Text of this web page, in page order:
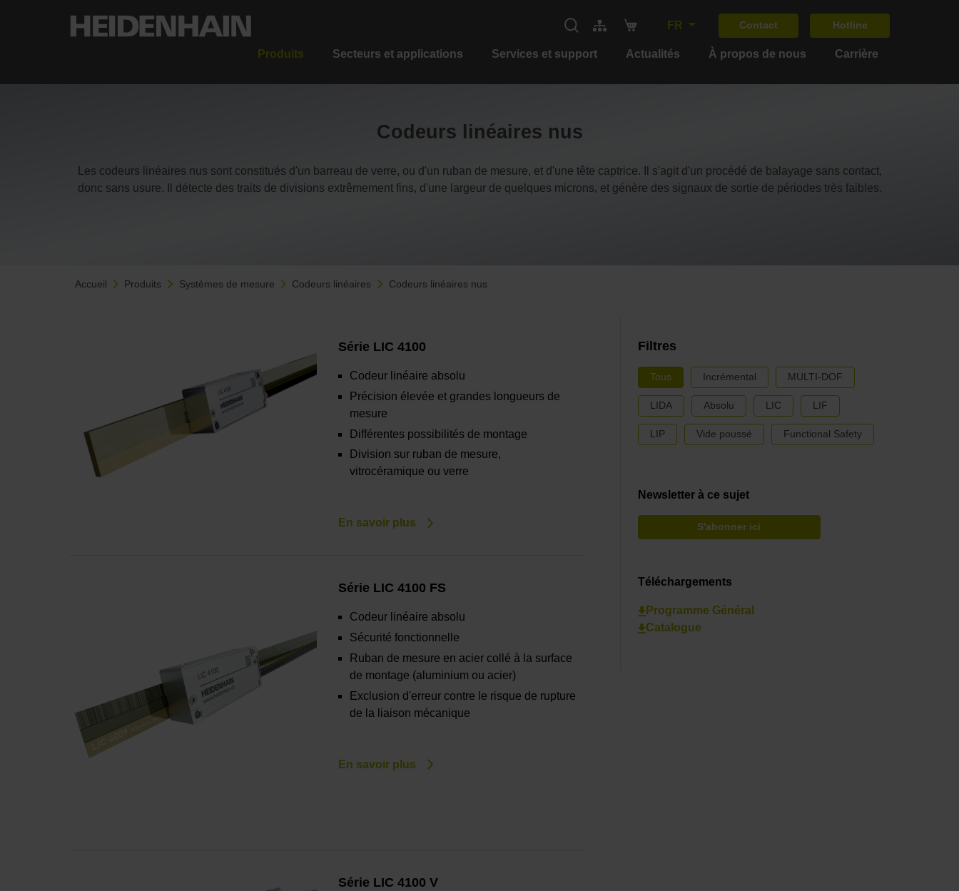
FR Contact Hotline
Produits Secteurs et applications Services et support Actualités À propos de nous Carrière
Codeurs linéaires nus
Les codeurs linéaires nus sont constitués d'un barreau de verre, ou d'un ruban de mesure, et d'une tête captrice. Il s'agit d'un procédé de balayage sans contact,
donc sans usure. Il détecte des traits de divisions extrêmement fins, d'une largeur de quelques microns, et génère des signaux de sortie de périodes très faibles.
Accueil Produits Systèmes de mesure Codeurs linéaires Codeurs linéaires nus
Filtres
Tous Incrémental MULTI-DOF
LIDA Absolu LIC LIF
LIP Vide poussé Functional Safety
Newsletter à ce sujet
S'abonner ici
Téléchargements
Programme Général
Catalogue
Série LIC 4100
Codeur linéaire absolu
Précision élevée et grandes longueurs de
mesure
Différentes possibilités de montage
Division sur ruban de mesure,
vitrocéramique ou verre
En savoir plus
Série LIC 4100 FS
Codeur linéaire absolu
Sécurité fonctionnelle
Ruban de mesure en acier collé à la surface
de montage (aluminium ou acier)
Exclusion d'erreur contre le risque de rupture
de la liaison mécanique
En savoir plus
Série LIC 4100 V